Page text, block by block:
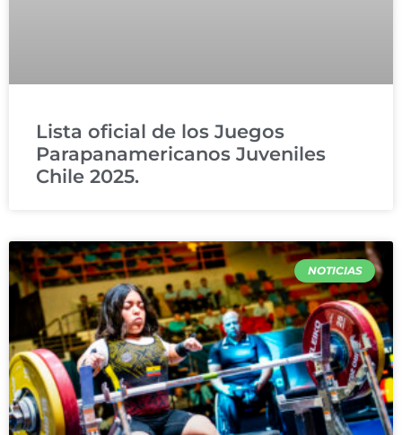
Lista oficial de los Juegos
Parapanamericanos Juveniles
Chile 2025.
NOTICIAS